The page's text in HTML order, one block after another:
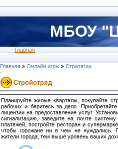
МБОУ
Главная
Главная » Онлайн игры » Стратегии
Стройотряд
Планируйте жилые кварталы, покупайте
рабочих и беритесь за дело.
лицензии на предоставление услуг.
сигнализацию, заведите на почте
платежей, постройте ресторан и
чтобы горожане ни в чем не нуждались.
жители города, тем выше уровень ваших